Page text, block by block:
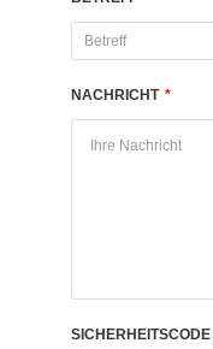
NACHRICHT *